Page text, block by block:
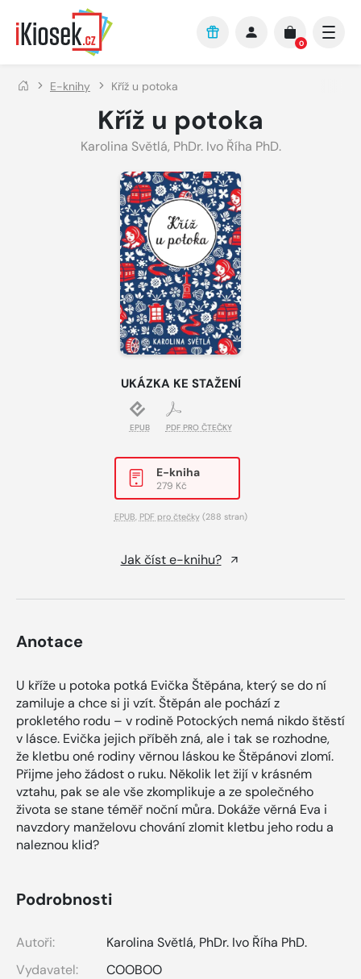
Přejít na hlavní obsah
0
E-knihy Kříž u potoka
Kříž u potoka
Karolina Světlá, PhDr. Ivo Říha PhD.
UKÁZKA KE STAŽENÍ
EPUB PDF PRO ČTEČKY
E-kniha
279 Kč
EPUB PDF pro čtečky(288 stran)
Jak číst e-knihu?
Anotace
U kříže u potoka potká Evička Štěpána, který se do ní
zamiluje a chce si ji vzít. Štěpán ale pochází z
prokletého rodu – v rodině Potockých nemá nikdo štěstí
v lásce. Evička jejich příběh zná, ale i tak se rozhodne,
že kletbu oné rodiny věrnou láskou ke Štěpánovi zlomí.
Přijme jeho žádost o ruku. Několik let žijí v krásném
vztahu, pak se ale vše zkomplikuje a ze společného
života se stane téměř noční můra. Dokáže věrná Eva i
navzdory manželovu chování zlomit kletbu jeho rodu a
naleznou klid?
Podrobnosti
Autoři: Karolina Světlá, PhDr. Ivo Říha PhD.
Vydavatel:
COOBOO